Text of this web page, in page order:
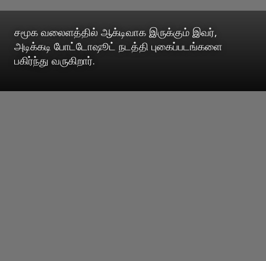
சமூக வலைளத்தில் ஆக்டிவாக இருக்கும் இவர்,
அடிக்கடி போட்டோஷூட் நடத்தி புகைப்படங்களை
பகிர்ந்து வருகிறார்.